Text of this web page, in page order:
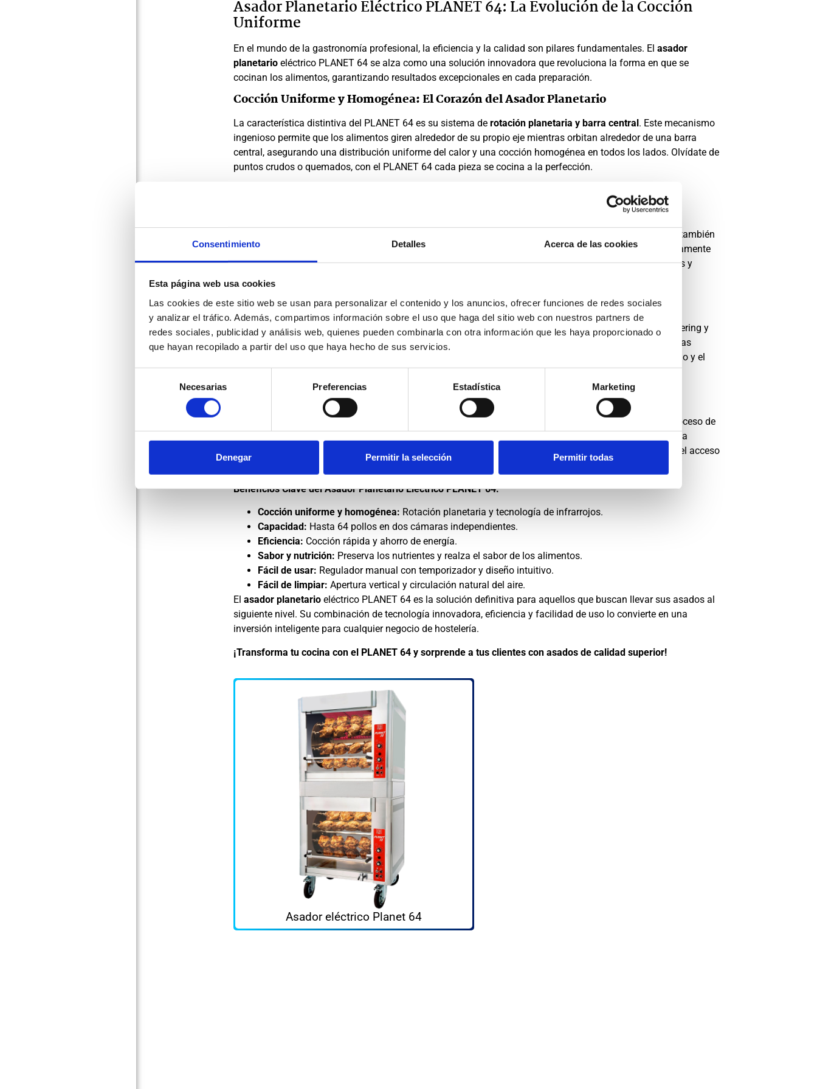
Consentimiento Detalles Acerca de las cookies
Esta página web usa cookies
Las cookies de este sitio web se usan para personalizar el contenido y los anuncios, ofrecer funciones de redes sociales
y analizar el tráfico. Además, compartimos información sobre el uso que haga del sitio web con nuestros partners de
redes sociales, publicidad y análisis web, quienes pueden combinarla con otra información que les haya proporcionado o
que hayan recopilado a partir del uso que haya hecho de sus servicios.
consentimiento
Necesarias Preferencias Estadística Marketing
Denegar Permitir la selección Permitir todas
Asador Planetario Eléctrico PLANET 64: La Evolución de la Cocción
Uniforme
En el mundo de la gastronomía profesional, la eficiencia y la calidad son pilares fundamentales. El asador
planetario eléctrico PLANET 64 se alza como una solución innovadora que revoluciona la forma en que se
cocinan los alimentos, garantizando resultados excepcionales en cada preparación.
Cocción Uniforme y Homogénea: El Corazón del Asador Planetario
La característica distintiva del PLANET 64 es su sistema de rotación planetaria y barra central . Este mecanismo
ingenioso permite que los alimentos giren alrededor de su propio eje mientras orbitan alrededor de una barra
central, asegurando una distribución uniforme del calor y una cocción homogénea en todos los lados. Olvídate de
puntos crudos o quemados, con el PLANET 64 cada pieza se cocina a la perfección.
Tecnología de Infrarrojos: Sabor y Nutrientes en Perfecto
del PLANET 64 no solo acelera el proceso de cocción, sino que también
preserva los nutrientes y realza el sabor natural de los alimentos. Los rayos infrarrojos penetran profundamente
en la carne, cocinándola desde adentro hacia afuera y sellando los jugos para obtener resultados jugosos y
llenos de sabor.
Capacidad y Eficiencia para Grandes Demandas
Con una capacidad de hasta 64 pollos, el PLANET 64 es ideal para restaurantes, hoteles, servicios de catering y
cualquier establecimiento que necesite cocinar grandes volúmenes de alimentos asados. Sus dos cámaras
independientes te permiten cocinar diferentes tipos de alimentos al mismo tiempo, optimizando el espacio y el
tiempo en tu cocina.
Control Total y Facilidad de Uso
, que te brinda control total sobre el proceso de
cocción. Ajusta la temperatura y el tiempo según tus preferencias y obtén resultados consistentes en cada
apertura con cristal de elevación vertical y circulación natural del aire
facilita el acceso
a los alimentos y la limpieza del equipo.
Beneficios Clave del Asador Planetario Eléctrico PLANET 64:
Cocción uniforme y homogénea: Rotación planetaria y tecnología de infrarrojos.
Capacidad: Hasta 64 pollos en dos cámaras independientes.
Eficiencia: Cocción rápida y ahorro de energía.
Sabor y nutrición: Preserva los nutrientes y realza el sabor de los alimentos.
Fácil de usar: Regulador manual con temporizador y diseño intuitivo.
Fácil de limpiar: Apertura vertical y circulación natural del aire.
El asador planetario eléctrico PLANET 64 es la solución definitiva para aquellos que buscan llevar sus asados al
siguiente nivel. Su combinación de tecnología innovadora, eficiencia y facilidad de uso lo convierte en una
inversión inteligente para cualquier negocio de hostelería.
¡Transforma tu cocina con el PLANET 64 y sorprende a tus clientes con asados de calidad superior!
Asador eléctrico Planet 64